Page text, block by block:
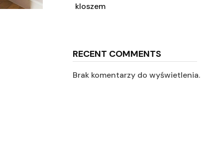
kloszem
RECENT COMMENTS
Brak komentarzy do wyświetlenia.